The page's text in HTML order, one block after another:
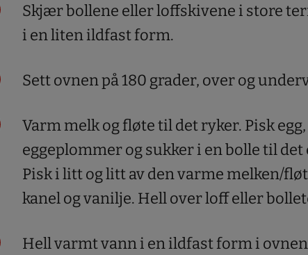
Skjær bollene eller loffskivene i store
i en liten ildfast form.
Sett ovnen på 180 grader, over og
Varm melk og fløte til det ryker. Pisk egg,
eggeplommer og sukker i en bolle til
Pisk i litt og litt av den varme melken/
kanel og vanilje. Hell over loff eller
Hell varmt vann i en ildfast form i